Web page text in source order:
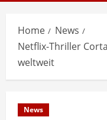
Home
News
Netflix-Thriller
weltweit
News